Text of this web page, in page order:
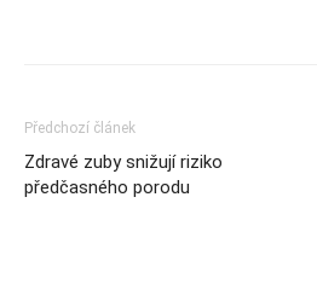
Předchozí článek
Zdravé zuby snižují riziko
předčasného porodu